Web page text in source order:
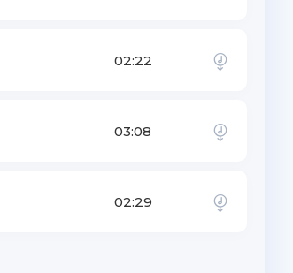
02:22
03:08
02:29